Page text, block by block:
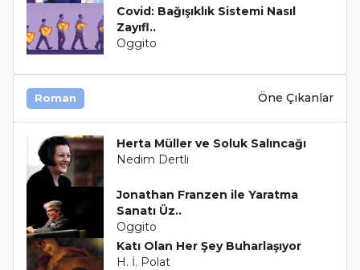
Covid: Bağışıklık Sistemi Nasıl
Zayıfl..
Oggito
Roman Öne Çıkanlar
Herta Müller ve Soluk Salıncağı
Nedim Dertli
Jonathan Franzen ile Yaratma
Sanatı Üz..
Oggito
Katı Olan Her Şey Buharlaşıyor
H. İ. Polat